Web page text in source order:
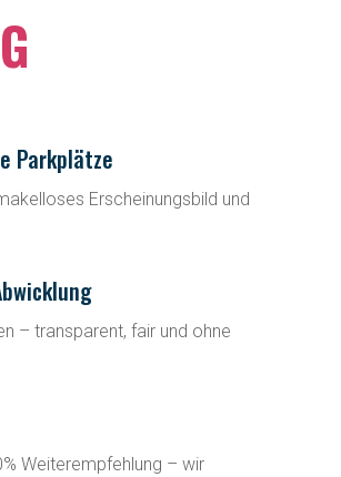
Parkplätze
Erscheinungsbild und
– transparent, fair und ohne
Weiterempfehlung – wir